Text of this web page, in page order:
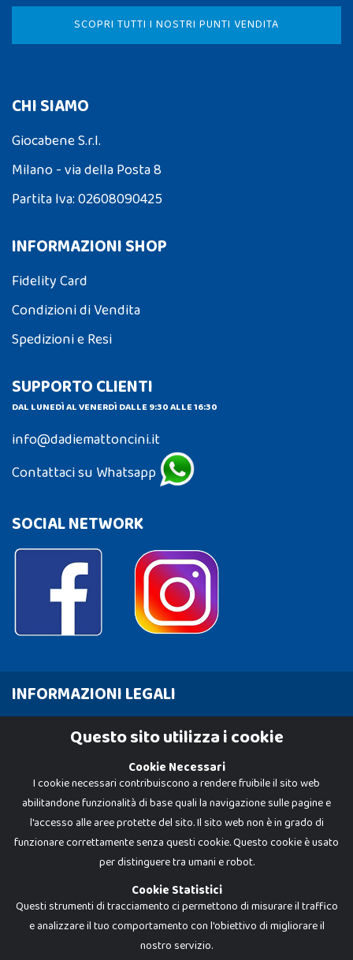
SCOPRI TUTTI I NOSTRI PUNTI VENDITA
CHI SIAMO
Giocabene S.r.l.
Milano - via della Posta 8
Partita Iva: 02608090425
INFORMAZIONI SHOP
Fidelity Card
Condizioni di Vendita
Spedizioni e Resi
SUPPORTO CLIENTI
DAL LUNEDÌ AL VENERDÌ DALLE 9:30 ALLE 16:30
info@dadiemattoncini.it
Contattaci su Whatsapp
SOCIAL NETWORK
INFORMAZIONI LEGALI
Cookie Policy
Dadi e Mattoncini è un brand di Giocabene Srl. Ogni riproduzione o utilizzo non
Questo sito utilizza i cookie
Cookie Necessari
I cookie necessari contribuiscono a rendere fruibile il sito web
abilitandone funzionalità di base quali la navigazione sulle pagine e
l'accesso alle aree protette del sito. Il sito web non è in grado di
funzionare correttamente senza questi cookie. Questo cookie è usato
per distinguere tra umani e robot.
Cookie Statistici
Questi strumenti di tracciamento ci permettono di misurare il traffico
e analizzare il tuo comportamento con l'obiettivo di migliorare il
nostro servizio.